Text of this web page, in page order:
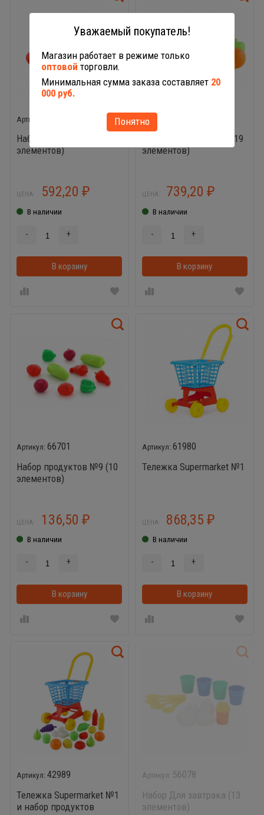
Набор продуктов №5 (17
элементов)
ЦЕНА: 592,20 ₽
В наличии
- +
В корзину В корзинке
Набор продуктов №6 (19
элементов)
ЦЕНА: 739,20₽
В наличии
- +
В корзину
66701
Набор продуктов №9 (10
элементов)
ЦЕНА: 136,50 ₽
В наличии
- +
В корзину В корзинке
61980
Тележка Supermarket №1
ЦЕНА: 868,35₽
В наличии
- +
В корзину
42989
Тележка Supermarket №1
и набор продуктов
56078
Набор Для завтрака (13
элементов)
Уважаемый покупатель!
Магазин работает в режиме только
оптовой торговли.
Минимальная сумма заказа составляет 20
000 руб.
Понятно